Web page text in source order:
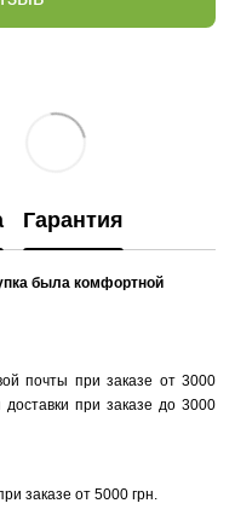
Гарантия
была комфортной
почты при заказе от 3000
при заказе до 3000
заказе от 5000 грн.